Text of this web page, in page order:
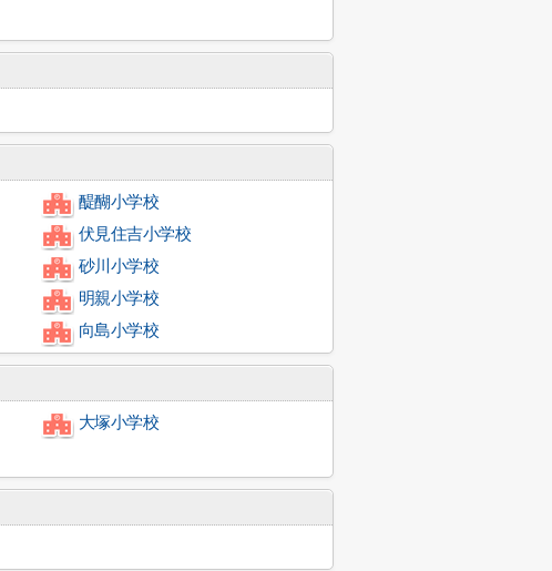
醍醐小学校
伏見住吉小学校
砂川小学校
明親小学校
向島小学校
大塚小学校